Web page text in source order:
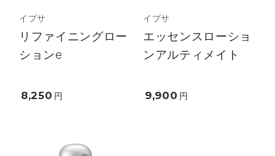
イプサ
リファイニングロー
ションe
8,250 円
イプサ
エッセンスローショ
ンアルティメイト
9,900 円